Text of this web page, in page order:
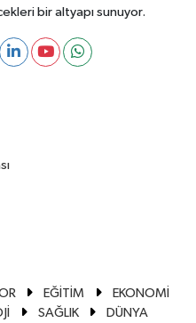
bir altyapı sunuyor.
EĞİTİM
EKONOMİ
SAĞLIK
DÜNYA